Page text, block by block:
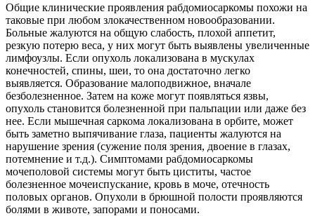
Общие клинические проявления рабдомиосаркомы похожи на
таковые при любом злокачественном новообразовании.
Больные жалуются на общую слабость, плохой аппетит,
резкую потерю веса, у них могут быть выявлены увеличенные
лимфоузлы. Если опухоль локализована в мускулах
конечностей, спины, шеи, то она достаточно легко
выявляется. Образование малоподвижное, вначале
безболезненное. Затем на коже могут появляться язвы,
опухоль становится болезненной при пальпации или даже без
нее. Если мышечная саркома локализована в орбите, может
быть заметно выпячивание глаза, пациенты жалуются на
нарушение зрения (сужение поля зрения, двоение в глазах,
потемнение и т.д.). Симптомами рабдомиосаркомы
мочеполовой системы могут быть циститы, частое
болезненное мочеиспускание, кровь в моче, отечность
половых органов. Опухоли в брюшной полости проявляются
болями в животе, запорами и поносами.